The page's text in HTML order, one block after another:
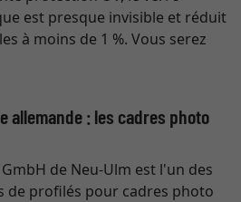
est presque invisible et réduit
à moins de 1 %. Vous serez
allemande : les cadres photo
de Neu-Ulm est l'un des
de profilés pour cadres photo